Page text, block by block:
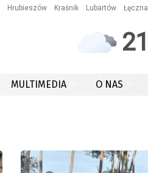
Hrubieszów Kraśnik Lubartów Łęczna
21
MULTIMEDIA O NAS